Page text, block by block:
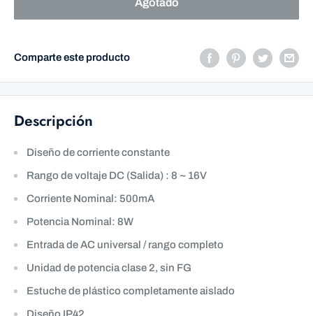
Agotado
Comparte este producto
Descripción
Diseño de corriente constante
Rango de voltaje DC (Salida) : 8 ~ 16V
Corriente Nominal: 500mA
Potencia Nominal: 8W
Entrada de AC universal / rango completo
Unidad de potencia clase 2, sin FG
Estuche de plástico completamente aislado
Diseño IP42